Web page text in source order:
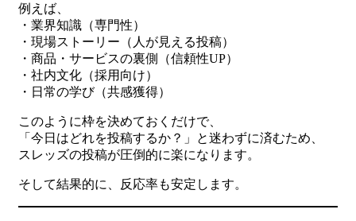
例えば、
・業界知識（専門性）
・現場ストーリー（人が見える投稿）
・商品・サービスの裏側（信頼性UP）
・社内文化（採用向け）
・日常の学び（共感獲得）
このように枠を決めておくだけで、
「今日はどれを投稿するか？」と迷わずに済むため、
スレッズの投稿が圧倒的に楽になります。
そして結果的に、反応率も安定します。